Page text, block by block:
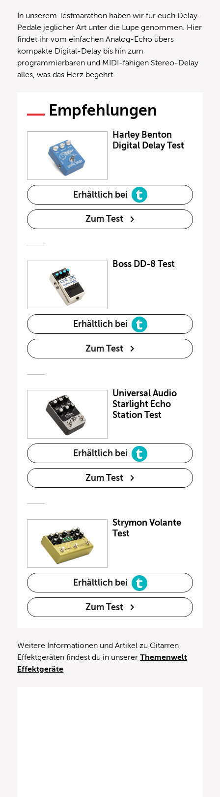
In unserem Testmarathon haben wir für euch Delay-
Pedale jeglicher Art unter die Lupe genommen. Hier
findet ihr vom einfachen Analog-Echo übers
kompakte Digital-Delay bis hin zum
programmierbaren und MIDI-fähigen Stereo-Delay
alles, was das Herz begehrt.
Empfehlungen
Harley Benton
Digital Delay Test
Erhältlich bei
Zum Test
Boss DD-8 Test
Erhältlich bei
Zum Test
Universal Audio
Starlight Echo
Station Test
Erhältlich bei
Zum Test
Strymon Volante
Test
Erhältlich bei
Zum Test
Weitere Informationen und Artikel zu Gitarren
Effektgeräten findest du in unserer Themenwelt
Effektgeräte